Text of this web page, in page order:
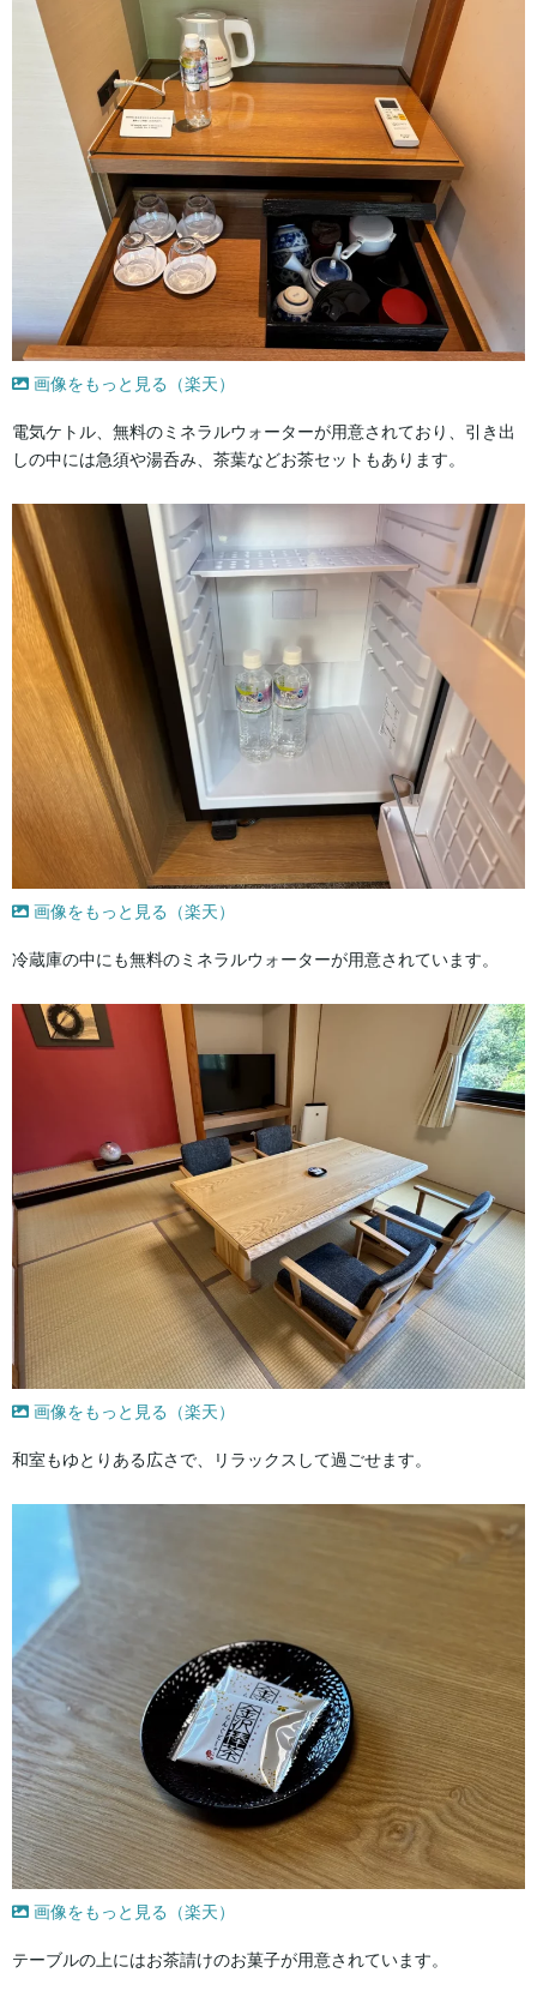
画像をもっと見る（楽天）
電気ケトル、無料のミネラルウォーターが用意されており、引き出
しの中には急須や湯呑み、茶葉などお茶セットもあります。
画像をもっと見る（楽天）
冷蔵庫の中にも無料のミネラルウォーターが用意されています。
画像をもっと見る（楽天）
和室もゆとりある広さで、リラックスして過ごせます。
画像をもっと見る（楽天）
テーブルの上にはお茶請けのお菓子が用意されています。